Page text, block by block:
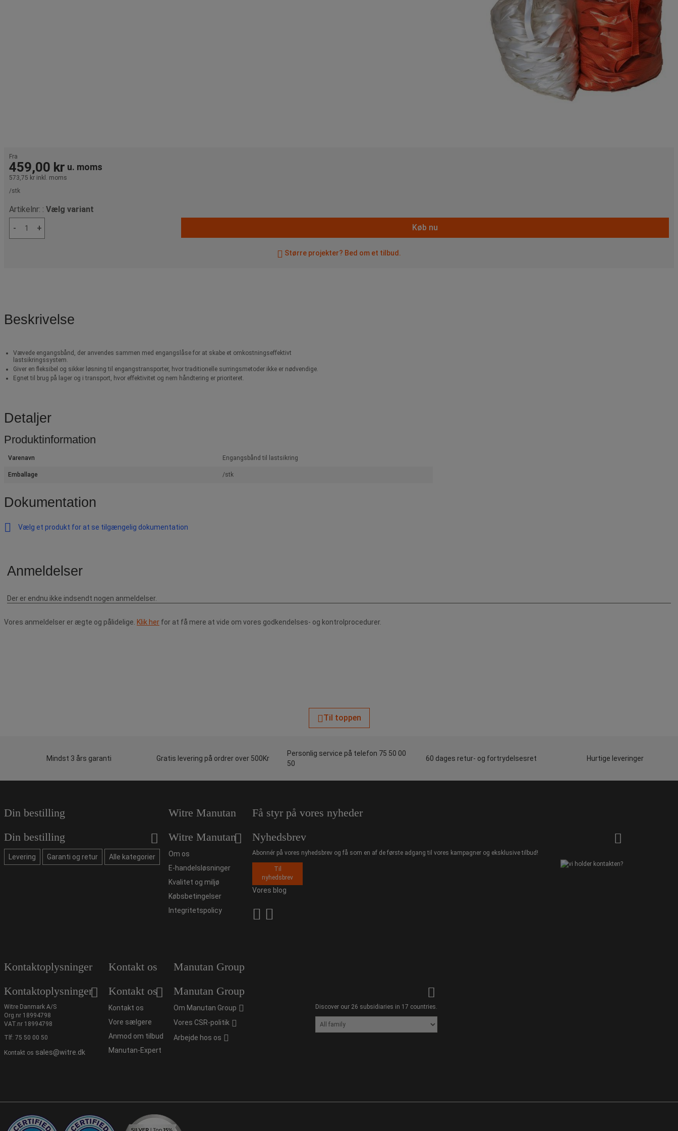
Fra
459,00 kr u. moms
573,75 kr inkl. moms
/stk
Artikelnr: : Vælg variant
-
+ Køb nu
Større projekter? Bed om et tilbud.
Beskrivelse
Vævede engangsbånd, der anvendes sammen med engangslåse for at skabe et omkostningseffektivt
lastsikringssystem.
Giver en fleksibel og sikker løsning til engangstransporter, hvor traditionelle surringsmetoder ikke er nødvendige.
Egnet til brug på lager og i transport, hvor effektivitet og nem håndtering er prioriteret.
Detaljer
Produktinformation
Varenavn Engangsbånd til lastsikring
Emballage /stk
Dokumentation
Vælg et produkt for at se tilgængelig dokumentation
Vores anmeldelser er ægte og pålidelige. Klik her for at få mere at vide om vores godkendelses- og kontrolprocedurer.
Til toppen
Mindst 3 års garanti Gratis levering på ordrer over 500Kr
Personlig service på telefon 75 50 00
50
60 dages retur- og fortrydelsesret Hurtige leveringer
Din bestilling
Din bestilling
Levering Garanti og retur Alle kategorier
Witre Manutan
Witre Manutan
Om os
E-handelsløsninger
Kvalitet og miljø
Købsbetingelser
Integritetspolicy
Få styr på vores nyheder
Nyhedsbrev
Abonnér på vores nyhedsbrev og få som en af de første adgang til vores kampagner og eksklusive tilbud!
Til
nyhedsbrev
Vores blog
Kontaktoplysninger
Kontaktoplysninger
Witre Danmark A/S
Org.nr 18994798
VAT.nr 18994798
Tlf: 75 50 00 50
Kontakt os sales@witre.dk
Kontakt os
Kontakt os
Kontakt os
Vore sælgere
Anmod om tilbud
Manutan-Expert
Manutan Group
Manutan Group
Om Manutan Group
Vores CSR-politik
Arbejde hos os
Discover our 26 subsidiaries in 17 countries.